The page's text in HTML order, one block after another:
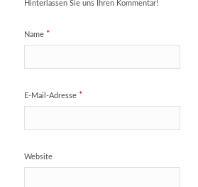
Hinterlassen Sie uns Ihren Kommentar!
Name *
E-Mail-Adresse *
Website